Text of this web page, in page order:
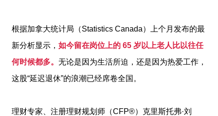
根据加拿大统计局（Statistics Canada）上个月发布的最
新分析显示， 如今留在岗位上的 65 岁以上老人比以往任
何时候都多。 无论是因为生活所迫，还是因为热爱工作，
这股“延迟退休”的浪潮已经席卷全国。
理财专家、注册理财规划师（CFP®）克里斯托弗·刘